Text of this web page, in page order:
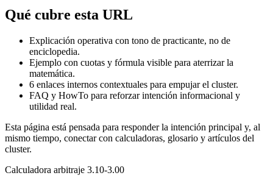
Qué cubre esta URL
Explicación operativa con tono de practicante, no de
enciclopedia.
Ejemplo con cuotas y fórmula visible para aterrizar la
matemática.
6 enlaces internos contextuales para empujar el cluster.
FAQ y HowTo para reforzar intención informacional y
utilidad real.
Esta página está pensada para responder la intención principal y, al
mismo tiempo, conectar con calculadoras, glosario y artículos del
cluster.
Calculadora arbitraje 3.10-3.00